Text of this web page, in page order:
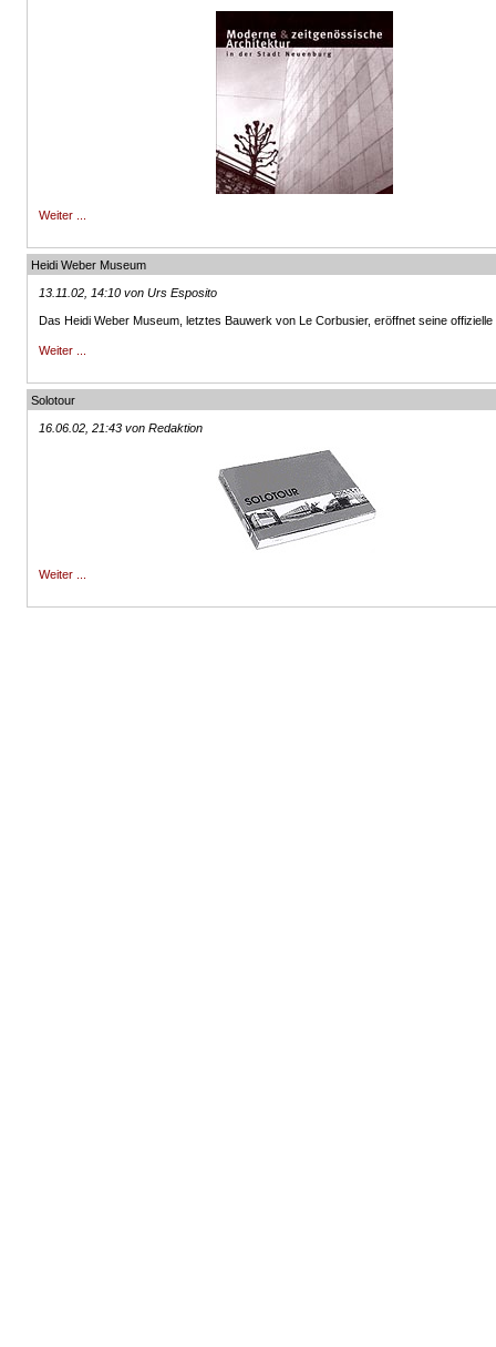
Weiter ...
Heidi Weber Museum
13.11.02, 14:10 von Urs Esposito
Das Heidi Weber Museum, letztes Bauwerk von Le Corbusier, eröffnet seine
Weiter ...
Solotour
16.06.02, 21:43 von Redaktion
Weiter ...